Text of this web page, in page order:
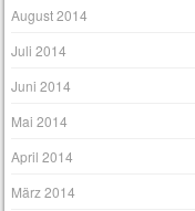
August 2014
Juli 2014
Juni 2014
Mai 2014
April 2014
März 2014